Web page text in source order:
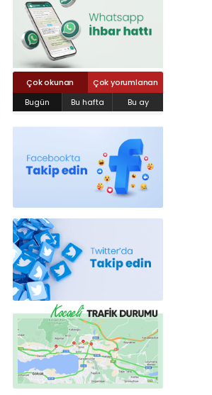
Çok okunan
Çok yorumlanan
Bugün
Bu hafta Bu ay
Yahya Kaptan